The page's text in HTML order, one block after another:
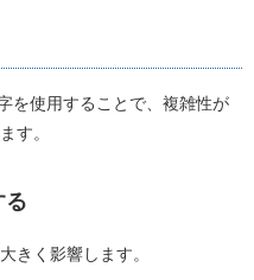
を使用することで、複雑性が
す。
る
きく影響します。